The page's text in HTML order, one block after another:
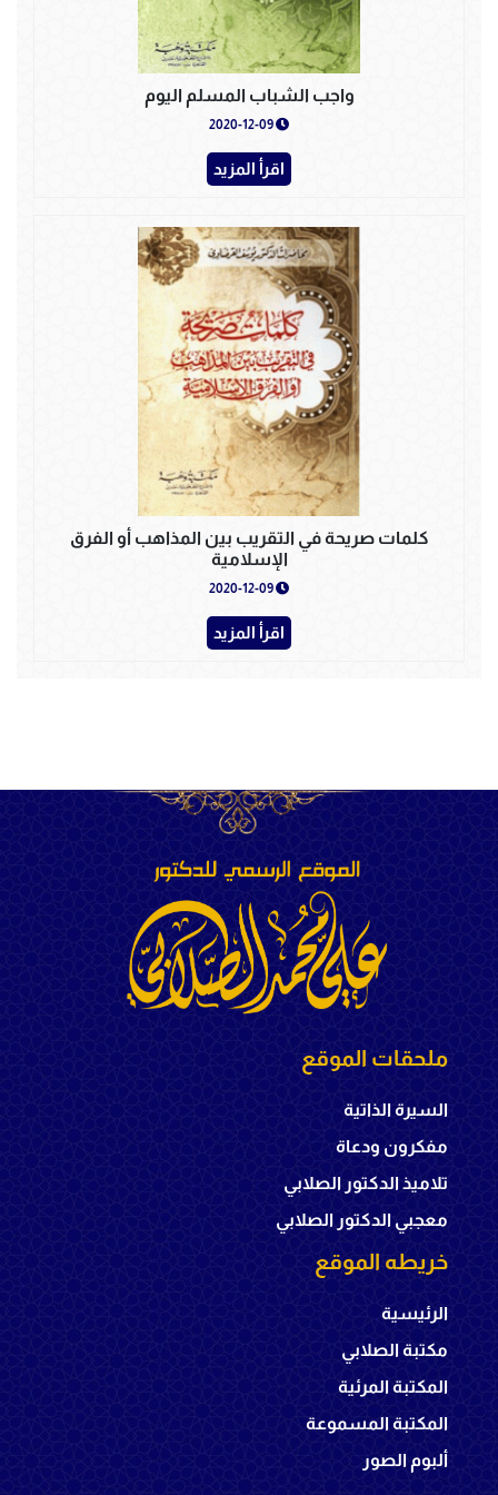
واجب الشباب المسلم اليوم
اقرأ المزيد
كلمات صريحة في التقريب بين المذاهب أو الفرق
الإسلامية
اقرأ المزيد
ملحقات الموقع
السيرة الذاتية
مفكرون ودعاة
تلاميذ الدكتور الصلابي
معجبي الدكتور الصلابي
خريطه الموقع
الرئيسية
مكتبة الصلابي
المكتبة المرئية
المكتبة المسموعة
ألبوم الصور